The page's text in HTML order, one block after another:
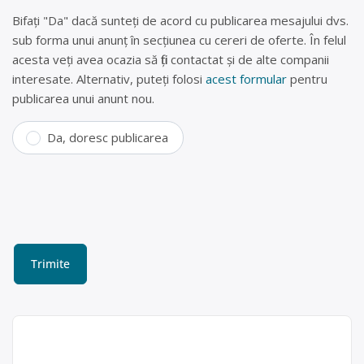
Bifați "Da" dacă sunteți de acord cu publicarea mesajului dvs.
sub forma unui anunț în secțiunea cu cereri de oferte. În felul
acesta veți avea ocazia să fiți contactat și de alte companii
interesate. Alternativ, puteți folosi acest formular pentru
publicarea unui anunt nou.
Da, doresc publicarea